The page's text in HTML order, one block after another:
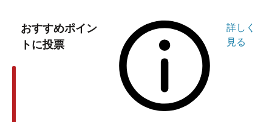
おすすめポイン
トに投票
詳しく
見る